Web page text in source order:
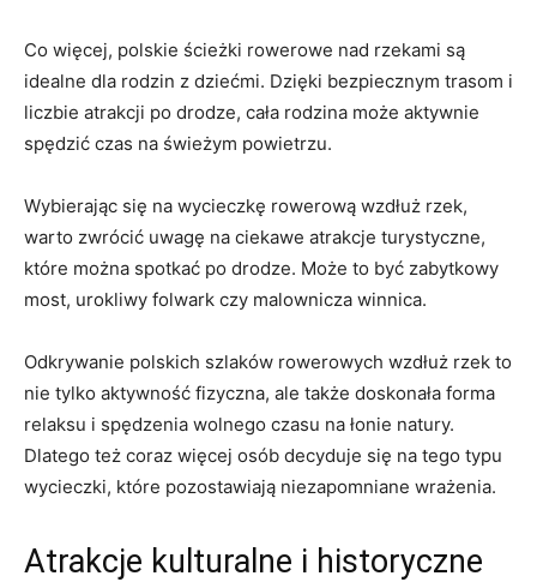
Co więcej, polskie ścieżki rowerowe nad rzekami są
idealne ⁢dla rodzin z dziećmi. Dzięki bezpiecznym trasom⁢ i
liczbie atrakcji po drodze, cała rodzina może aktywnie
spędzić czas na świeżym powietrzu.
Wybierając się na wycieczkę rowerową wzdłuż rzek,
warto zwrócić⁣ uwagę na ciekawe atrakcje turystyczne,
które można spotkać ⁤po drodze. ⁣Może to być zabytkowy
most, urokliwy folwark czy malownicza winnica.
Odkrywanie polskich szlaków rowerowych wzdłuż rzek to
nie​ tylko aktywność fizyczna, ale także doskonała forma‌
relaksu i spędzenia wolnego czasu na‌ łonie natury.
Dlatego‍ też coraz więcej osób⁢ decyduje się na tego typu
wycieczki, które pozostawiają niezapomniane wrażenia.
Atrakcje kulturalne i⁣ historyczne